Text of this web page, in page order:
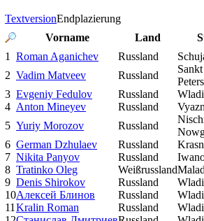
TextversionEndplazierung
Vorname
Land
1
Roman Aganichev Russland
2 Vadim Matveev Russland
Sankt
3 Evgeniy Fedulov Russland
4 Anton Mineyev Russland
5 Yuriy Morozov Russland
6 German Dzhulaev Russland
7 Nikita Panyov Russland
8 Tratinko Oleg Weißrussland
9 Denis Shirokov Russland
10Алексей Блинов Russland
11 Kralin Roman Russland